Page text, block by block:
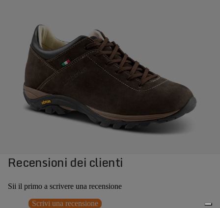
Recensioni dei clienti
Sii il primo a scrivere una recensione
Scrivi una recensione